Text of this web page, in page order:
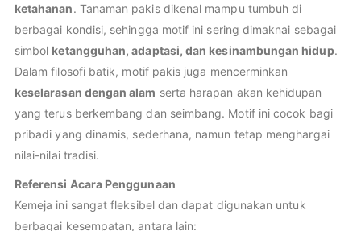
ketahanan. Tanaman pakis dikenal mampu tumbuh di
berbagai kondisi, sehingga motif ini sering dimaknai sebagai
simbol ketangguhan, adaptasi, dan kesinambungan hidup.
Dalam filosofi batik, motif pakis juga mencerminkan
keselarasan dengan alam serta harapan akan kehidupan
yang terus berkembang dan seimbang. Motif ini cocok bagi
pribadi yang dinamis, sederhana, namun tetap menghargai
nilai-nilai tradisi.
Referensi Acara Penggunaan
Kemeja ini sangat fleksibel dan dapat digunakan untuk
berbagai kesempatan, antara lain: